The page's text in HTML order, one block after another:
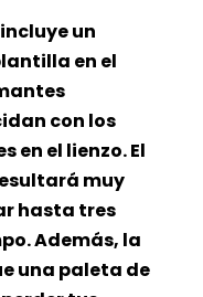
un
en el
con los
en el lienzo. El
muy
hasta tres
Además, la
una paleta de